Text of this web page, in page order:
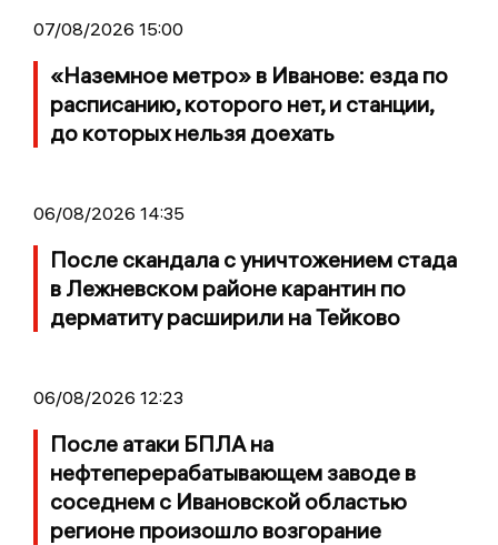
07/08/2026 15:00
«Наземное метро» в Иванове: езда по
расписанию, которого нет, и станции,
до которых нельзя доехать
06/08/2026 14:35
После скандала с уничтожением стада
в Лежневском районе карантин по
дерматиту расширили на Тейково
06/08/2026 12:23
После атаки БПЛА на
нефтеперерабатывающем заводе в
соседнем с Ивановской областью
регионе произошло возгорание